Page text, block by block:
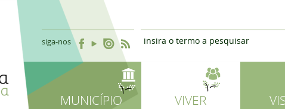
siga-nos
MUNICÍPIO VIVER